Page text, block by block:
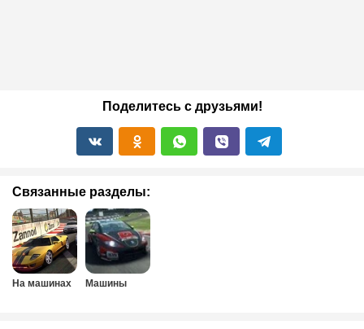
Поделитесь с друзьями!
Связанные разделы:
На машинах Машины